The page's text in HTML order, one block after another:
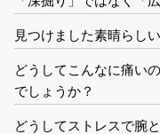
見つけました素晴らし
どうしてこんなに痛い
でしょうか？
どうしてストレスで腕